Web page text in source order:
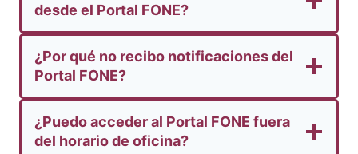
desde el Portal FONE?
¿Por qué no recibo notificaciones del
Portal FONE?
¿Puedo acceder al Portal FONE fuera
del horario de oficina?